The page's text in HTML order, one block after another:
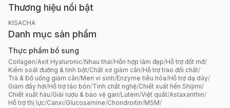
Thương hiệu nổi bật
KISACHA
Danh mục sản phẩm
Thực phẩm bổ sung
Collagen/Axit Hyaluronic/Nhau thai/Hỗn hợp làm đẹp/Hỗ trợ đốt mỡ/
Kiểm soát đường & tinh bột/Chất xơ giảm cân/Hỗ trợ trao đổi chất/
Trà & Đồ uống giảm cân/Men vi sinh/Enzyme tiêu hóa/Hỗ trợ dạ dày/
Giảm đầy hơi/Hỗ trợ táo bón/Tinh chất nghệ/Chiết xuất hến Shijimi/
Chiết xuất hàu/Giải rượu & bảo vệ gan/Lutein/Việt quất/Astaxanthin/
Hỗ trợ thị lực/Canxi/Glucosamine/Chondroitin/MSM/